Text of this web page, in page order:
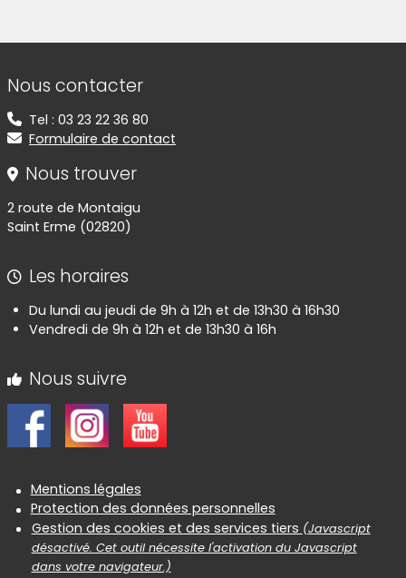
Informations de contact
Nous contacter
Tel : 03 23 22 36 80
Formulaire de contact
Nous trouver
2 route de Montaigu
Saint Erme (02820)
Les horaires
Du lundi au jeudi de 9h à 12h et de 13h30 à 16h30
Vendredi de 9h à 12h et de 13h30 à 16h
Nous suivre
Informations réglementaires
Mentions légales
Protection des données personnelles
Gestion des cookies et des services tiers (Javascript
désactivé. Cet outil nécessite l'activation du Javascript
dans votre navigateur.)